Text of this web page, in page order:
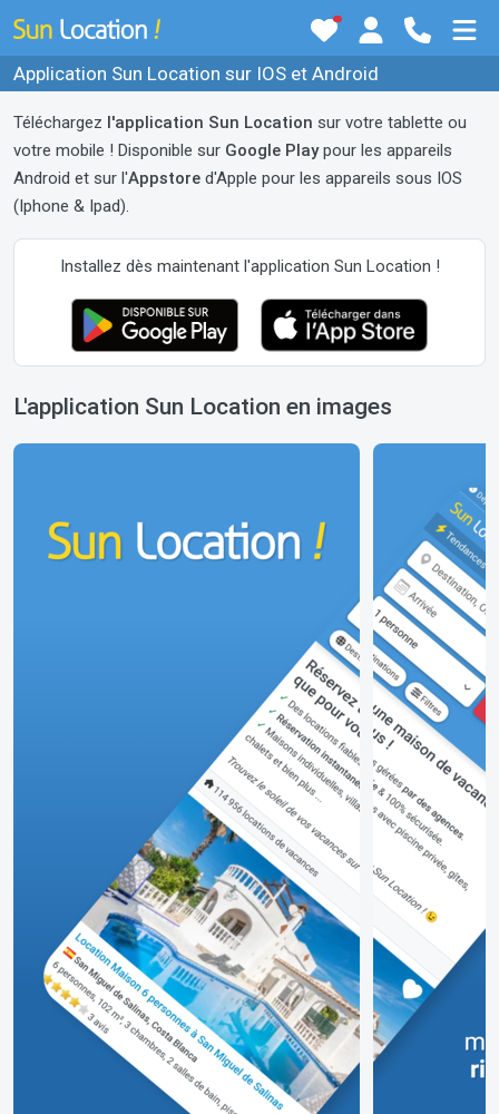
Application Sun Location sur IOS et Android
Téléchargez l'application Sun Location sur votre tablette ou
votre mobile ! Disponible sur Google Playpour les appareils
Android et sur l'Appstore d'Apple pour les appareils sous IOS
(Iphone & Ipad).
Installez dès maintenant l'application Sun Location !
L'application Sun Location en images